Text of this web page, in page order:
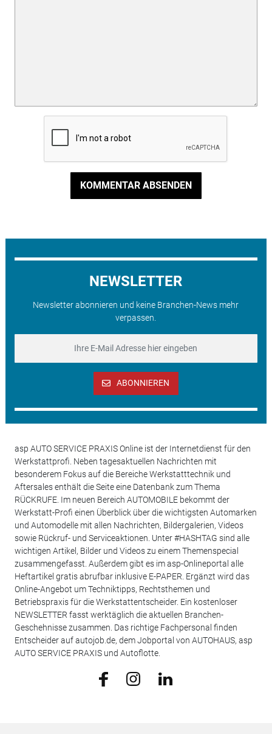
KOMMENTAR ABSENDEN
NEWSLETTER
Newsletter abonnieren und keine Branchen-News mehr
verpassen.
ABONNIEREN
asp AUTO SERVICE PRAXIS Online ist der Internetdienst für den
Werkstattprofi. Neben tagesaktuellen Nachrichten mit
besonderem Fokus auf die Bereiche Werkstatttechnik und
Aftersales enthält die Seite eine Datenbank zum Thema
RÜCKRUFE. Im neuen Bereich AUTOMOBILE bekommt der
Werkstatt-Profi einen Überblick über die wichtigsten Automarken
und Automodelle mit allen Nachrichten, Bildergalerien, Videos
sowie Rückruf- und Serviceaktionen. Unter #HASHTAG sind alle
wichtigen Artikel, Bilder und Videos zu einem Themenspecial
zusammengefasst. Außerdem gibt es im asp-Onlineportal alle
Heftartikel gratis abrufbar inklusive E-PAPER. Ergänzt wird das
Online-Angebot um Techniktipps, Rechtsthemen und
Betriebspraxis für die Werkstattentscheider. Ein kostenloser
NEWSLETTER fasst werktäglich die aktuellen Branchen-
Geschehnisse zusammen. Das richtige Fachpersonal finden
Entscheider auf autojob.de, dem Jobportal von AUTOHAUS, asp
AUTO SERVICE PRAXIS und Autoflotte.